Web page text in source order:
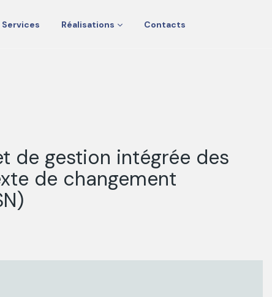
Services Réalisations Contacts
de gestion intégrée des
de changement